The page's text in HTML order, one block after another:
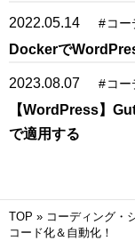
2022.05.14 #コー
Dockerで
2023.08.07 #コー
【WordPress】
で適用する
TOP » コーディング・
コード化＆自動化！